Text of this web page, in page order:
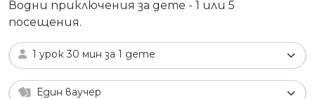
Водни приключения за дете - 1 или 5
посещения.
1 урок 30 мин за 1 дете
Един ваучер